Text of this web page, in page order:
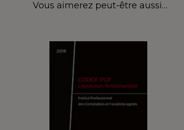
Vous aimerez peut-être aussi…